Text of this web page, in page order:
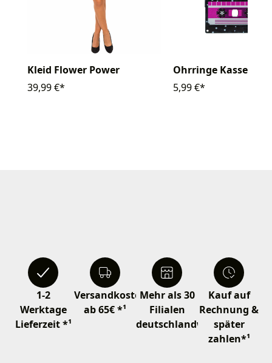
Kleid Flower Power
39,99 €*
Ohrringe Kassette
5,99 €*
1-2
Werktage
Lieferzeit *¹
Versandkostenfrei
ab 65€ *¹
Mehr als 30
Filialen
deutschlandweit
Kauf auf
Rechnung &
später
zahlen*¹